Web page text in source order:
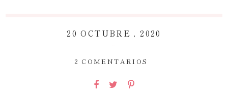
20 OCTUBRE , 2020
2 COMENTARIOS